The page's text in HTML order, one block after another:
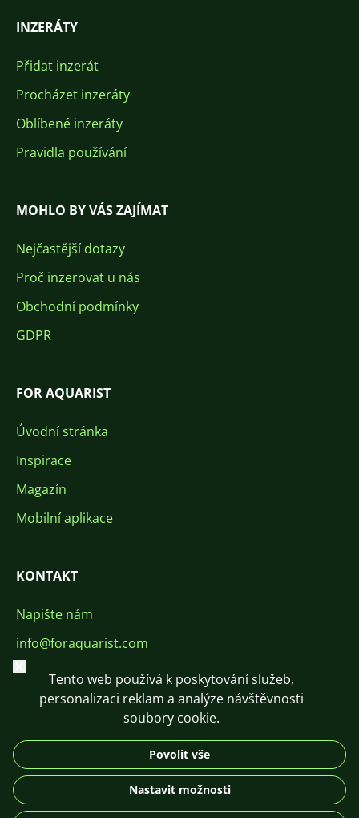
INZERÁTY
Přidat inzerát
Procházet inzeráty
Oblíbené inzeráty
Pravidla používání
MOHLO BY VÁS ZAJÍMAT
Nejčastější dotazy
Proč inzerovat u nás
Obchodní podmínky
GDPR
FOR AQUARIST
Úvodní stránka
Inspirace
Magazín
Mobilní aplikace
KONTAKT
Napište nám
info@foraquarist.com
+420 603 449 602
DE
© 2026 For Aquarist
Zavřít
Tento web používá k poskytování služeb,
personalizaci reklam a analýze návštěvnosti
soubory cookie.
Povolit vše
Nastavit možnosti